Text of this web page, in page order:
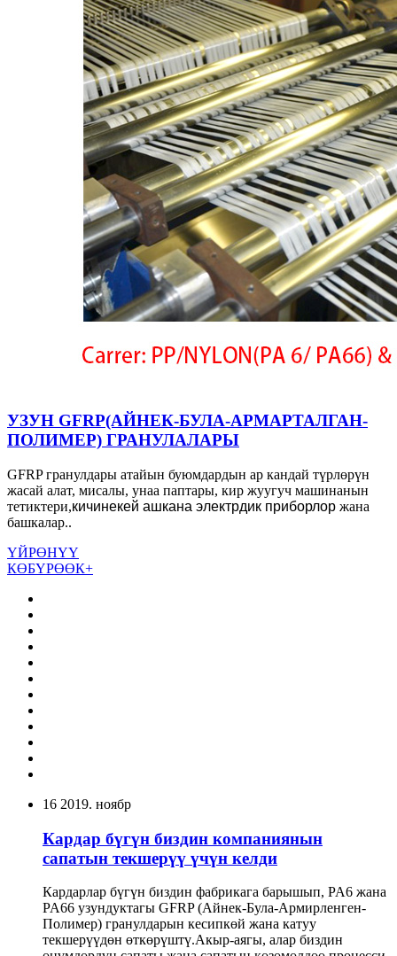
УЗУН GFRP(АЙНЕК-БУЛА-АРМАРТАЛГАН-
ПОЛИМЕР) ГРАНУЛАЛАРЫ
GFRP гранулдары атайын буюмдардын ар кандай түрлөрүн
жасай алат, мисалы, унаа паптары, кир жуугуч машинанын
тетиктери,кичинекей ашкана электрдик приборлор жана
башкалар..
ҮЙРӨНҮҮ
КӨБҮРӨӨК+
16 2019. ноябр
Кардар бүгүн биздин компаниянын
сапатын текшерүү үчүн келди
Кардарлар бүгүн биздин фабрикага барышып, PA6 жана
PA66 узундуктагы GFRP (Айнек-Була-Армирленген-
Полимер) гранулдарын кесипкөй жана катуу
текшерүүдөн өткөрүштү.Акыр-аягы, алар биздин